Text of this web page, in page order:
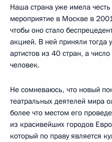
Наша страна уже имела
мероприятие в Москве в
чтобы оно стало
акцией. В ней приняли тогда
артистов из 40 стран, а
человек.
Не сомневаюсь, что новый
театральных деятелей мира
более что местом его
из красивейших городов
который по праву является